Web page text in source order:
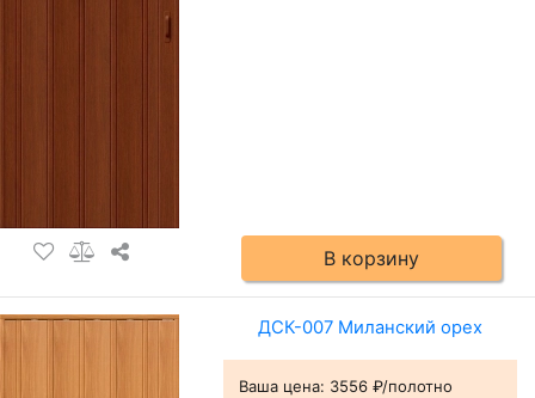
В корзину
ДСК-007 Миланский орех
Ваша цена: 3556 ₽/полотно